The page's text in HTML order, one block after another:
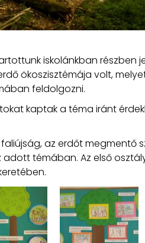
iskolánkban részben
ökoszisztémája volt,
feldolgozni.
kaptak a téma iránt
az erdőt megmentő
témában. Az első